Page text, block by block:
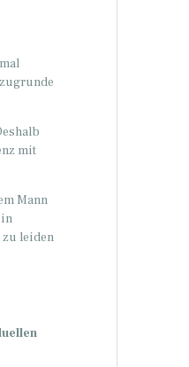
mit
Mann
in
leiden